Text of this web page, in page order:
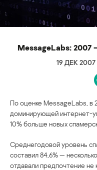
MessageLabs: 2007
19 ДЕК 2007
По оценке MessageLabs, в
доминирующей интернет-
10% больше новых
Среднегодовой уровень
составил 84,6% —
отдавали предпочтение